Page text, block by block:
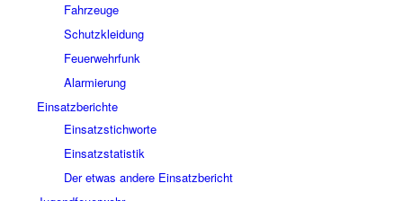
Fahrzeuge
Schutzkleidung
Feuerwehrfunk
Alarmierung
Einsatzberichte
Einsatzstichworte
Einsatzstatistik
Der etwas andere Einsatzbericht